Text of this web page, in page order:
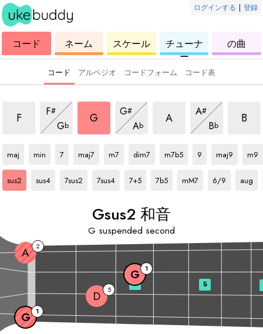
ログインする | 登録
ウ
ク
レ
コード
コ
ー
ド
ネーム
ウ
ク
レ
レ
スケール
ク
レ
レ
チューナ
ー
ク
レ
の曲
コード アルペジオ コードフォーム コード表
F
F#
sus2 和音
Gb
sus2 和音 G
sus2 和音
G#
sus2 和音
Ab
sus2 和音 A A#
sus2 和音
Bb
sus2 和音 B
maj
min
7
G
maj7
和音
G
m7
和音
dim7
m7b5
9
maj9
m9
sus2
sus4
7sus2
7sus4
7+5
7b5
mM7
6/9
aug
Gsus2 和音
G suspended second
G 1
D 5
G 1
A 2
3 5